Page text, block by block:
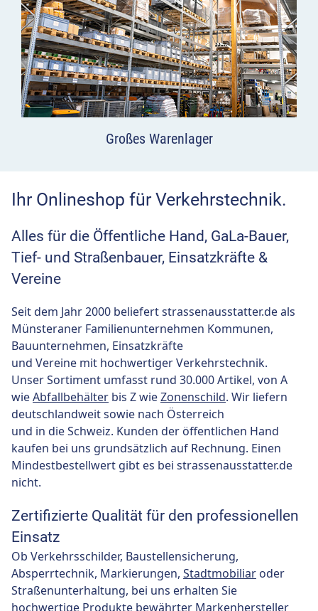
Großes Warenlager
Ihr Onlineshop für Verkehrstechnik.
Alles für die Öffentliche Hand, GaLa-Bauer,
Tief- und Straßenbauer, Einsatzkräfte &
Vereine
Seit dem Jahr 2000 beliefert strassenausstatter.de als
Münsteraner Familienunternehmen Kommunen,
Bauunternehmen, Einsatzkräfte
und Vereine mit hochwertiger Verkehrstechnik.
Unser Sortiment umfasst rund 30.000 Artikel, von A
wieAbfallbehälter bis Z wieZonenschild. Wir liefern
deutschlandweit sowie nach Österreich
und in die Schweiz. Kunden der öffentlichen Hand
kaufen bei uns grundsätzlich auf Rechnung. Einen
Mindestbestellwert gibt es bei strassenausstatter.de
nicht.
Zertifizierte Qualität für den professionellen
Einsatz
Ob Verkehrsschilder, Baustellensicherung,
Absperrtechnik, Markierungen, Stadtmobiliar oder
Straßenunterhaltung, bei uns erhalten Sie
hochwertige Produkte bewährter Markenhersteller